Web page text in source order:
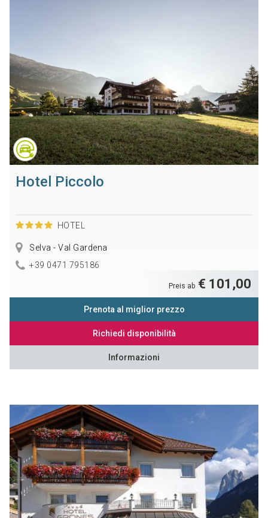
Hotel Piccolo
HOTEL
Selva - Val Gardena
+39 0471 795186
Preis ab € 101,00
Prenota al miglior prezzo
Richiedi disponibilità
Informazioni